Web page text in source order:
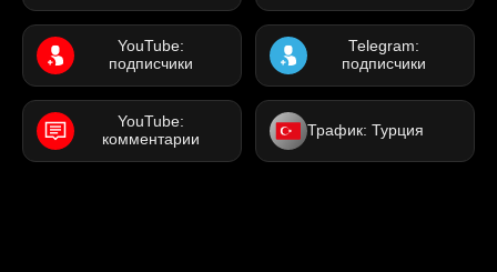
YouTube:
подписчики
Telegram:
подписчики
YouTube:
комментарии
Трафик: Турция